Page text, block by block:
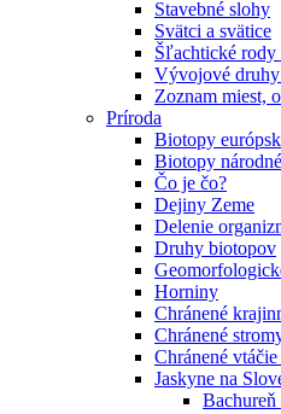
Stavebné slohy
Svätci a svätice
Šľachtické rody
Vývojové
Zoznam miest,
Príroda
Biotopy
Biotopy
Čo je čo?
Dejiny Zeme
Delenie
Druhy biotopov
Horniny
Chránené
Chránené
Chránené vtáčie
Jaskyne na
Bachureň